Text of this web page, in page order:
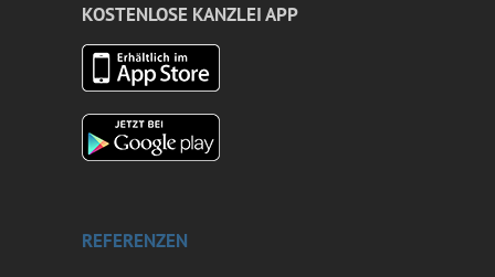
KOSTENLOSE KANZLEI APP
REFERENZEN